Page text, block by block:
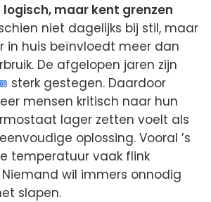
maar kent grenzen
niet dagelijks bij stil, maar
in huis beïnvloedt meer dan
De afgelopen jaren zijn
sterk gestegen. Daardoor
mensen kritisch naar hun
lager zetten voelt als
oplossing. Vooral ’s
temperatuur vaak flink
wil immers onnodig
slapen.